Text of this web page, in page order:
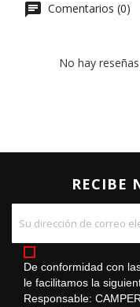
Comentarios (0)
No hay
RECIBE
De conformidad con
le facilitamos la
Responsable: